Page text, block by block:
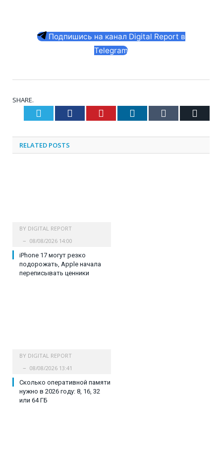
Подпишись на канал Digital Report в
Telegram
SHARE.
Twitter Facebook Pinterest LinkedIn Tumblr
RELATED POSTS
BY DIGITAL REPORT
08/08/2026 14:00
iPhone 17 могут резко
подорожать, Apple начала
переписывать ценники
BY DIGITAL REPORT
08/08/2026 13:41
Сколько оперативной памяти
нужно в 2026 году: 8, 16, 32
или 64 ГБ